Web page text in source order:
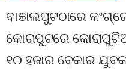
ବାଞାଲପୁଟଠାରେ
କୋରାପୁଟରେ
୧୦ ହଜାର ବେକାର